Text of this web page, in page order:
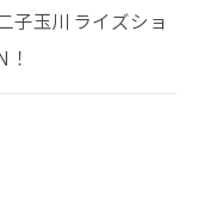
子玉川ライズショ